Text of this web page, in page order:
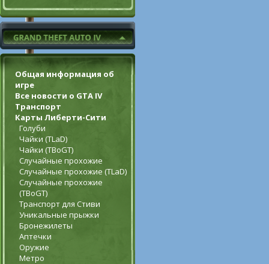
Общая информация об
игре
Все новости о GTA IV
Транспорт
Карты Либерти-Сити
Голуби
Чайки (TLaD)
Чайки (TBoGT)
Случайные прохожие
Случайные прохожие (TLaD)
Случайные прохожие
(TBoGT)
Транспорт для Стиви
Уникальные прыжки
Бронежилеты
Аптечки
Оружие
Метро